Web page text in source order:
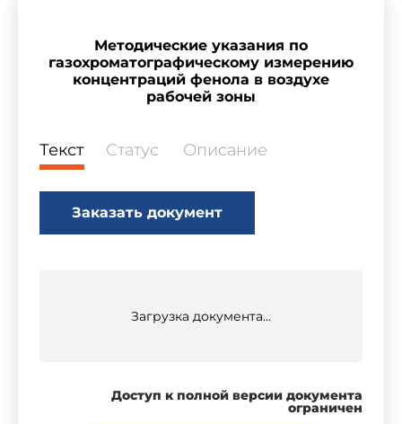
Методические указания по
газохроматографическому измерению
концентраций фенола в воздухе
рабочей зоны
Текст Статус Описание
Заказать документ
Загрузка документа...
Доступ к полной версии документа
ограничен